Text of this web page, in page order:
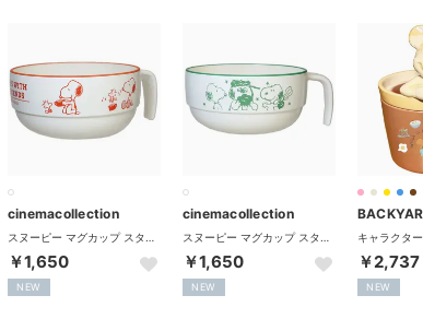
cinemacollection
￥1,650
NEW
cinemacollection
￥1,650
NEW
￥2,737
NEW